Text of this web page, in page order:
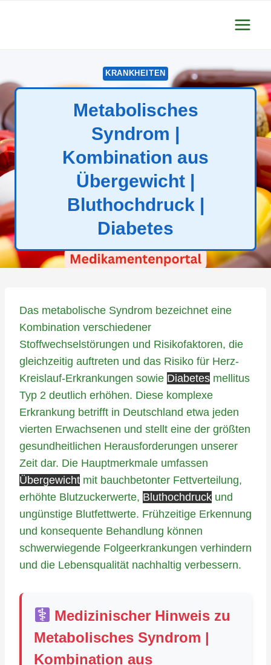
KRANKHEITEN
Metabolisches
Syndrom |
Kombination aus
Übergewicht |
Bluthochdruck |
Diabetes
Das metabolische Syndrom bezeichnet eine
Kombination verschiedener
Stoffwechselstörungen und Risikofaktoren, die
gleichzeitig auftreten und das Risiko für Herz-
Kreislauf-Erkrankungen sowie Diabetes mellitus
Typ 2 deutlich erhöhen. Diese komplexe
Erkrankung betrifft in Deutschland etwa jeden
vierten Erwachsenen und stellt eine der größten
gesundheitlichen Herausforderungen unserer
Zeit dar. Die Hauptmerkmale umfassen
Übergewicht mit bauchbetonter Fettverteilung,
erhöhte Blutzuckerwerte, Bluthochdruck und
ungünstige Blutfettwerte. Frühzeitige Erkennung
und konsequente Behandlung können
schwerwiegende Folgeerkrankungen verhindern
und die Lebensqualität nachhaltig verbessern.
Medizinischer Hinweis zu
Metabolisches Syndrom |
Kombination aus